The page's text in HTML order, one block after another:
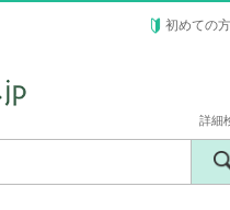
初めての
詳細